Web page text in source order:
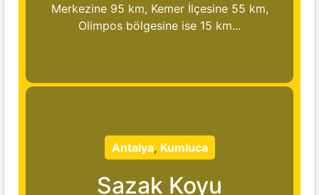
Merkezine 95 km, Kemer İlçesine 55 km,
Olimpos bölgesine ise 15 km...
Antalya, Kumluca
Sazak Koyu